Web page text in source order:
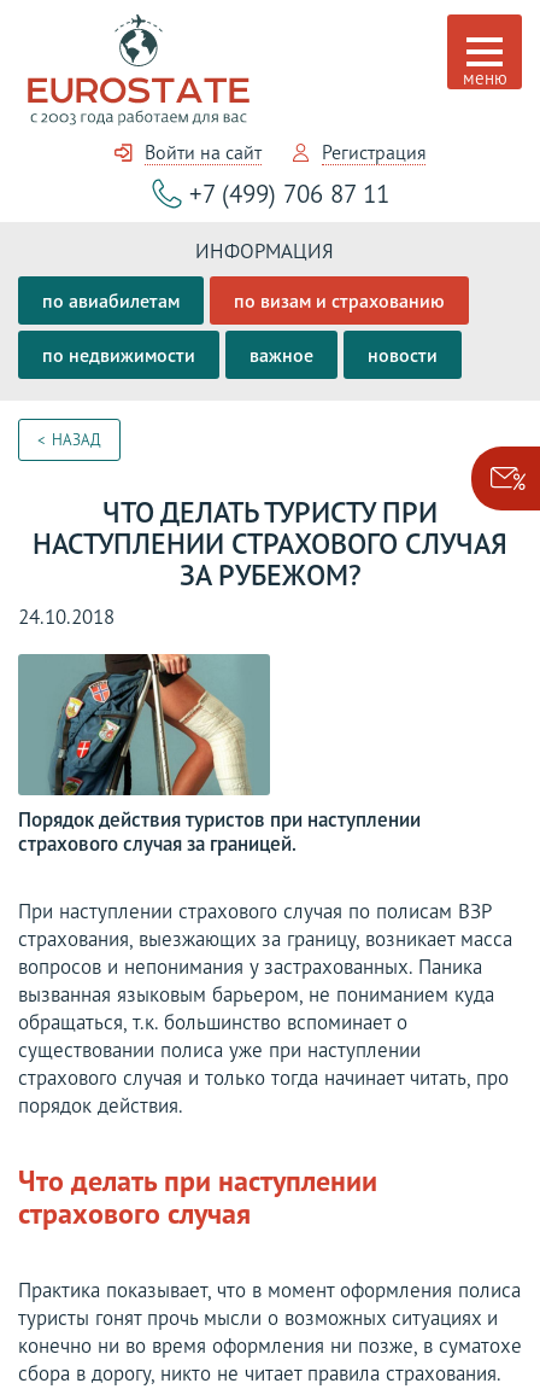
Войти на сайт Регистрация
+7 (499) 706 87 11
ИНФОРМАЦИЯ
по авиабилетам по визам и страхованию
по недвижимости важное новости
НАЗАД
ЧТО ДЕЛАТЬ ТУРИСТУ ПРИ
НАСТУПЛЕНИИ СТРАХОВОГО СЛУЧАЯ
ЗА РУБЕЖОМ?
24.10.2018
Порядок действия туристов при наступлении
страхового случая за границей.
При наступлении страхового случая по полисам ВЗР
страхования, выезжающих за границу, возникает масса
вопросов и непонимания у застрахованных. Паника
вызванная языковым барьером, не пониманием куда
обращаться, т.к. большинство вспоминает о
существовании полиса уже при наступлении
страхового случая и только тогда начинает читать, про
порядок действия.
Что делать при наступлении
страхового случая
Практика показывает, что в момент оформления полиса
туристы гонят прочь мысли о возможных ситуациях и
конечно ни во время оформления ни позже, в суматохе
сбора в дорогу, никто не читает правила страхования.